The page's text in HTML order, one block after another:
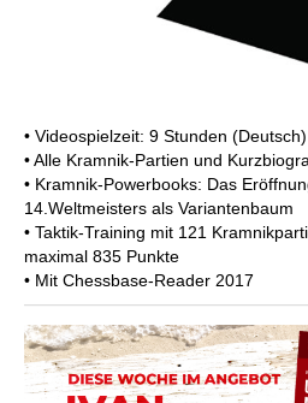
• Videospielzeit: 9 Stunden (Deutsch)
• Alle Kramnik-Partien und
• Kramnik-Powerbooks: Das
14.Weltmeisters als Variantenbaum
• Taktik-Training mit 121
maximal 835 Punkte
• Mit Chessbase-Reader 2017